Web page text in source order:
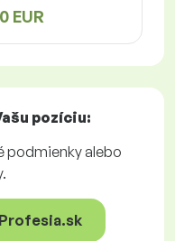
EUR
pozíciu:
podmienky alebo